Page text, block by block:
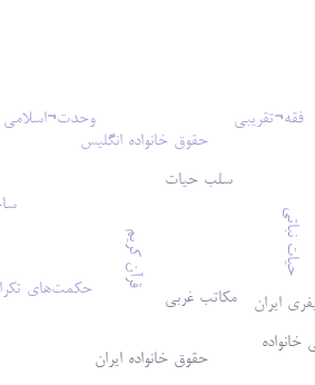
حیات نباتی
سلب حیات
ایران مکاتب غربی
قرآن کریم حکمت‌های
حقوق خانواده ایران
حقوق خانواده انگلیس
فقه¬تقریبی وحدت¬اسلامی